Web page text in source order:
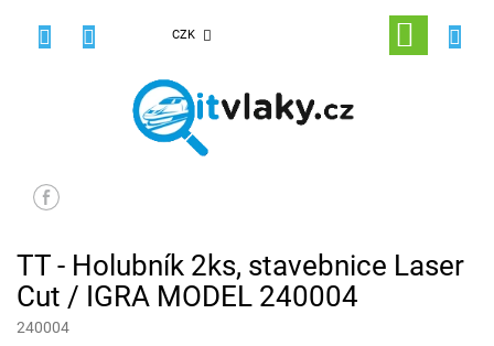
CZK
NÁKUPNÍ
KOŠÍK
TT - Holubník 2ks, stavebnice Laser
Cut / IGRA MODEL 240004
240004